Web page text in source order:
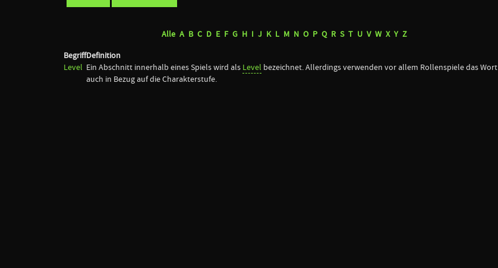
Alle A B C D E F G H I J K L M N O P Q R S T U V W X Y Z
BegriffDefinition
Level Ein Abschnitt innerhalb eines Spiels wird als Level bezeichnet. Allerdings verwenden vor allem Rollenspiele das Wort
auch in Bezug auf die Charakterstufe.